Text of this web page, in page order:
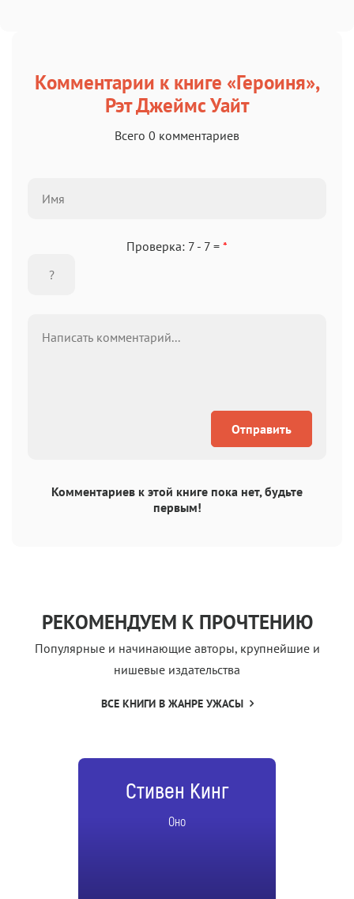
Комментарии к книге «Героиня»,
Рэт Джеймс Уайт
Всего 0 комментариев
Проверка: 7 - 7 = *
Отправить
Комментариев к этой книге пока нет, будьте
первым!
РЕКОМЕНДУЕМ К ПРОЧТЕНИЮ
Популярные и начинающие авторы, крупнейшие и
нишевые издательства
ВСЕ КНИГИ В ЖАНРЕ УЖАСЫ
Стивен Кинг
Оно